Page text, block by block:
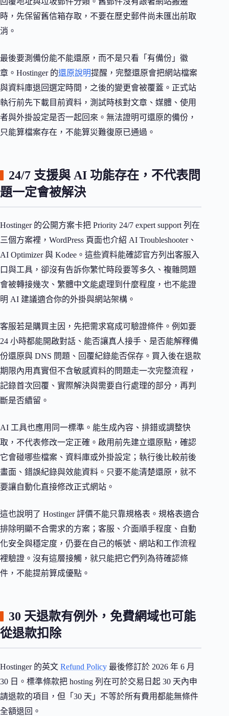
時，先保留舊信箱存取，不要在歷史郵件尚未匯出前取
消。
最後要測備份能不能還原，而不是只看「有備份」徽
章。Hostinger 的還原說明提醒，完整還原會把網站檔案
與資料庫退回選定時間，之後的變更會被覆蓋。正式站
執行前先下載目前資料，測試時核對文章、媒體、使用
者與外掛設定是否一起回來。無法證明可還原的備份，
只能算檔案存在，不能算災難復原已通過。
24/7 支援與 AI 功能存在，不代表問
題一定會被解決
Hostinger 的公開方案卡把 Priority 24/7 expert support 列在
三個方案裡，WordPress 頁面也介紹 AI Troubleshooter、
AI Optimizer 與 Kodee。這些資料能確認官方列出客服入
口與工具，卻沒有告訴你繁忙時段要等多久、複雜問題
會被轉接幾次、繁體中文能處理到什麼程度，也不能證
明 AI 建議適合你的外掛與網站架構。
客服若是購買主因，先把需求寫成可驗證條件。例如要
24 小時都能開啟對話、能否讓真人接手、是否能解釋備
份還原與 DNS 問題、回覆紀錄能否保存。買入後在退款
期限內用真實但不含敏感資料的問題走一次完整流程，
記錄首次回覆、實際解決與需要自行處理的部分，再判
斷是否續留。
AI 工具也應用同一標準。能生成內容、排錯或調整快
取，不代表修改一定正確。啟用前先建立還原點，確認
它會碰哪些檔案、資料庫或外掛設定；執行後比較前後
畫面、錯誤紀錄與效能資料。只要不能清楚還原，就不
要讓自動化直接修改正式網站。
這也說明了 Hostinger 評價不能只靠規格表。規格表適合
排除明顯不合需求的方案；客服、介面順手程度、自動
化安全與穩定度，仍要在自己的帳號、網站和工作流程
裡驗證。沒有這層接觸，就只能把它們列為待確認條
件，不能提前算成優點。
30 天退款有例外，免費網域也可能
從退款扣除
Hostinger 的英文 Refund Policy 最後修訂於 2026 年 6 月
30 日。標準條款把 hosting 列在可於交易日起 30 天內申
請退款的項目，但「30 天」不等於所有費用都能無條件
全額退回。